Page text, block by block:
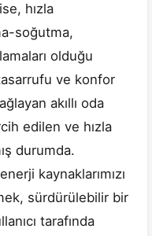
hızla
soğutma,
olduğu
ve konfor
akıllı oda
edilen ve hızla
durumda.
kaynaklarımızı
sürdürülebilir bir
tarafında